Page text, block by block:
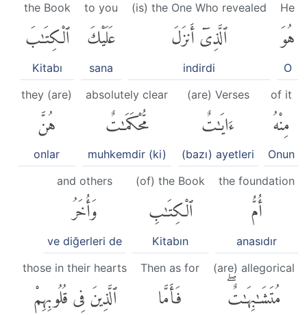
He
هُوَ
O
(is) the One Who revealed
ٱلَّذِىٓ أَنزَلَ
indirdi
to you
عَلَيْكَ
sana
the Book
ٱلْكِتَٰبَ
Kitabı
of it
مِنْهُ
Onun
(are) Verses
ءَايَٰتٌ
(bazı) ayetleri
absolutely clear
مُّحْكَمَٰتٌ
muhkemdir (ki)
they (are)
هُنَّ
onlar
the foundation
أُمُّ
anasıdır
(of) the Book
ٱلْكِتَٰبِ
Kitabın
and others
وَأُخَرُ
ve diğerleri de
(are) allegorical
مُتَشَٰبِهَٰتٌۖ
Then as for
فَأَمَّا
those in their hearts
ٱلَّذِينَ فِى قُلُوبِهِمْ